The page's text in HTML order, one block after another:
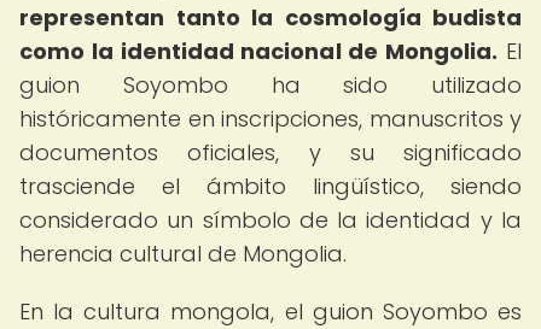
representan tanto la cosmología budista
como la identidad nacional de Mongolia. El
guion Soyombo ha sido utilizado
históricamente en inscripciones, manuscritos y
documentos oficiales, y su significado
trasciende el ámbito lingüístico, siendo
considerado un símbolo de la identidad y la
herencia cultural de Mongolia.
En la cultura mongola, el guion Soyombo es